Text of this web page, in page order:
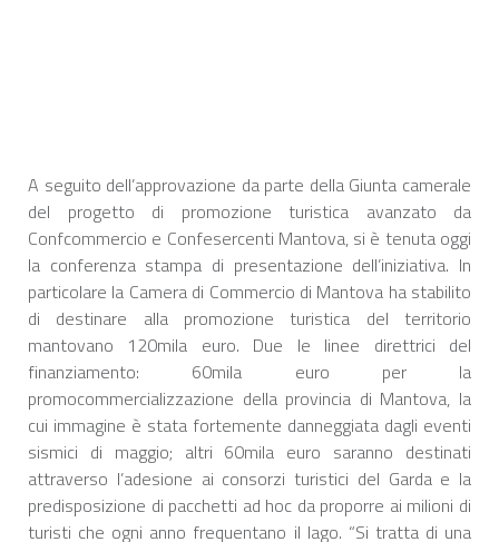
A seguito dell’approvazione da parte della Giunta camerale
del progetto di promozione turistica avanzato da
Confcommercio e Confesercenti Mantova, si è tenuta oggi
la conferenza stampa di presentazione dell’iniziativa. In
particolare la Camera di Commercio di Mantova ha stabilito
di destinare alla promozione turistica del territorio
mantovano 120mila euro. Due le linee direttrici del
finanziamento: 60mila euro per la
promocommercializzazione della provincia di Mantova, la
cui immagine è stata fortemente danneggiata dagli eventi
sismici di maggio; altri 60mila euro saranno destinati
attraverso l’adesione ai consorzi turistici del Garda e la
predisposizione di pacchetti ad hoc da proporre ai milioni di
turisti che ogni anno frequentano il lago. “Si tratta di una